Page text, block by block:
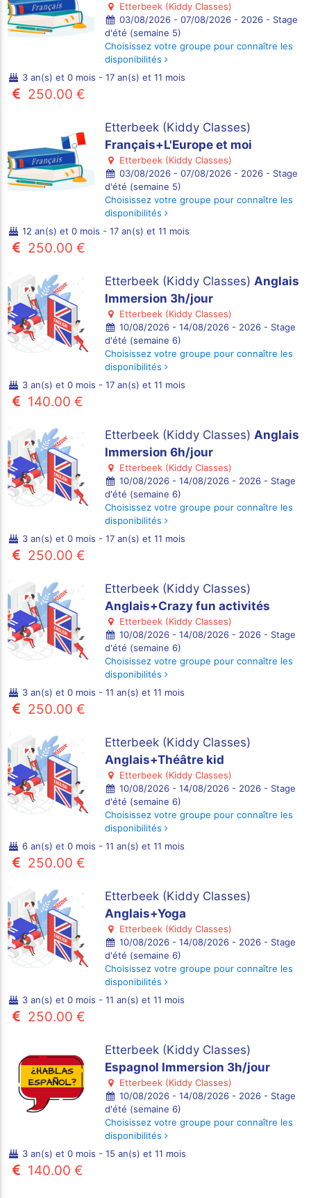
Etterbeek (Kiddy Classes)
03/08/2026 - 07/08/2026 - 2026 - Stage
d'été (semaine 5)
Choisissez votre groupe pour connaître les
disponibilités
3 an(s) et 0 mois - 17 an(s) et 11 mois
250.00 €
Etterbeek (Kiddy Classes)
Français+L'Europe et moi
Etterbeek (Kiddy Classes)
03/08/2026 - 07/08/2026 - 2026 - Stage
d'été (semaine 5)
Choisissez votre groupe pour connaître les
disponibilités
12 an(s) et 0 mois - 17 an(s) et 11 mois
250.00 €
Etterbeek (Kiddy Classes) Anglais
Immersion 3h/jour
Etterbeek (Kiddy Classes)
10/08/2026 - 14/08/2026 - 2026 - Stage
d'été (semaine 6)
Choisissez votre groupe pour connaître les
disponibilités
3 an(s) et 0 mois - 17 an(s) et 11 mois
140.00 €
Etterbeek (Kiddy Classes) Anglais
Immersion 6h/jour
Etterbeek (Kiddy Classes)
10/08/2026 - 14/08/2026 - 2026 - Stage
d'été (semaine 6)
Choisissez votre groupe pour connaître les
disponibilités
3 an(s) et 0 mois - 17 an(s) et 11 mois
250.00 €
Etterbeek (Kiddy Classes)
Anglais+Crazy fun activités
Etterbeek (Kiddy Classes)
10/08/2026 - 14/08/2026 - 2026 - Stage
d'été (semaine 6)
Choisissez votre groupe pour connaître les
disponibilités
3 an(s) et 0 mois - 11 an(s) et 11 mois
250.00 €
Etterbeek (Kiddy Classes)
Anglais+Théâtre kid
Etterbeek (Kiddy Classes)
10/08/2026 - 14/08/2026 - 2026 - Stage
d'été (semaine 6)
Choisissez votre groupe pour connaître les
disponibilités
6 an(s) et 0 mois - 11 an(s) et 11 mois
250.00 €
Etterbeek (Kiddy Classes)
Anglais+Yoga
Etterbeek (Kiddy Classes)
10/08/2026 - 14/08/2026 - 2026 - Stage
d'été (semaine 6)
Choisissez votre groupe pour connaître les
disponibilités
3 an(s) et 0 mois - 11 an(s) et 11 mois
250.00 €
Etterbeek (Kiddy Classes)
Espagnol Immersion 3h/jour
Etterbeek (Kiddy Classes)
10/08/2026 - 14/08/2026 - 2026 - Stage
d'été (semaine 6)
Choisissez votre groupe pour connaître les
disponibilités
3 an(s) et 0 mois - 15 an(s) et 11 mois
140.00 €